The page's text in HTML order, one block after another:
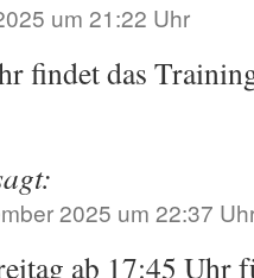
um 21:22 Uhr
findet das
2025 um 22:37
ab 17:45 Uhr